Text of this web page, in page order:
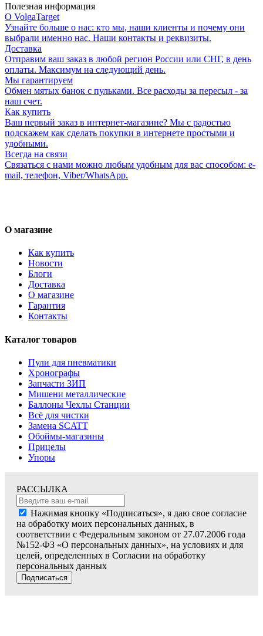
Полезная информация
О VolgaTarget
Узнайте больше о нас: кто мы, наши клиенты и почему они
выбрали именно нас. Наши контакты и реквизиты.
Доставка
Отправим ваш заказ в любой регион России или СНГ, в день
оплаты. Максимум на следующий день.
Мы гарантируем
Обмен мятых банок с пульками. Все расходы за пересыл - за
наш счет.
Как купить
Ваш первый заказ в интернет-магазине? Мы с радостью
подскажем как сделать покупки в интернете простыми и
удобными.
Всегда на связи
Связаться с нами можно любым удобным для вас способом: e-
mail, телефон, Viber/WhatsApp.
О магазине
Как купить
Новости
Блоги
Доставка
О магазине
Гарантия
Контакты
Каталог товаров
Пули для пневматики
Хронографы
Запчасти ЗИП
Мишени металлические
Баллоны Чехлы Станции
Всё для чистки
Замена SCATT
Обоймы-магазины
Прицелы
Упоры
РАССЫЛКА
Нажимая кнопку «Подписаться», я даю свое согласие
на обработку моих персональных данных, в
соответствии с Федеральным законом от 27.07.2006 года
№152-ФЗ «О персональных данных», на условиях и для
целей, определенных в Согласии на обработку
персональных данных
Подписаться